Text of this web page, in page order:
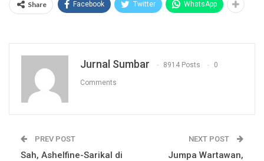
Share Facebook Twitter WhatsApp
Jurnal Sumbar 8914 Posts 0
Comments
PREV POST
Sah, Ashelfine-Sarikal di
NEXT POST
Jumpa Wartawan,